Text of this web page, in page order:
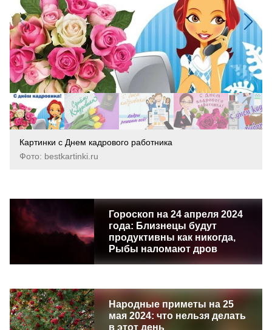
Картинки с Днем кадрового работника
Фото: bestkartinki.ru
Гороскоп на 24 апреля 2024
года: Близнецы будут
продуктивны как никогда,
Рыбы наломают дров
Народные приметы на 25
мая 2024: что нельзя делать
в этот день